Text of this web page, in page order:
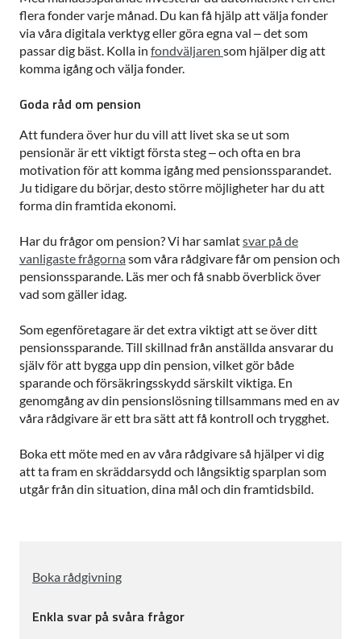
flera fonder varje månad. Du kan få hjälp att välja fonder
via våra digitala verktyg eller göra egna val – det som
passar dig bäst. Kolla in fondväljaren som hjälper dig att
komma igång och välja fonder.
Goda råd om pension
Att fundera över hur du vill att livet ska se ut som
pensionär är ett viktigt första steg – och ofta en bra
motivation för att komma igång med pensionssparandet.
Ju tidigare du börjar, desto större möjligheter har du att
forma din framtida ekonomi.
Har du frågor om pension? Vi har samlatsvar på de
vanligaste frågornasom våra rådgivare får om pension och
pensionssparande. Läs mer och få snabb överblick över
vad som gäller idag.
Som egenföretagare är det extra viktigt att se över ditt
pensionssparande. Till skillnad från anställda ansvarar du
själv för att bygga upp din pension, vilket gör både
sparande och försäkringsskydd särskilt viktiga. En
genomgång av din pensionslösning tillsammans med en av
våra rådgivare är ett bra sätt att få kontroll och trygghet.
Boka ett möte med en av våra rådgivare så hjälper vi dig
att ta fram en skräddarsydd och långsiktig sparplan som
utgår från din situation, dina mål och din framtidsbild.
Boka rådgivning
Enkla svar på svåra frågor